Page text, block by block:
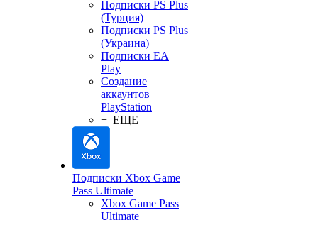
Подписки PS Plus
(Турция)
Подписки PS Plus
(Украина)
Подписки EA
Play
Создание
аккаунтов
PlayStation
+ ЕЩЕ
Подписки Xbox Game
Pass Ultimate
Xbox Game Pass
Ultimate